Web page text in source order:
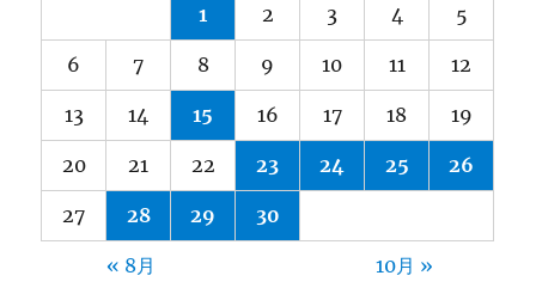
1 2 3 4 5
6 7 8 9 10 11 12
13 14 15 16 17 18 19
20 21 22 23 24 25 26
27 28 29 30
« 8月 10月 »